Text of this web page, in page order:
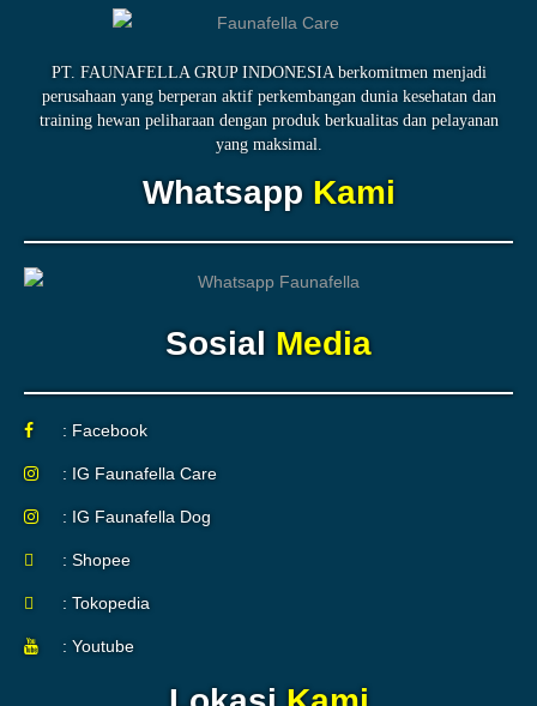
PT. FAUNAFELLA GRUP INDONESIA berkomitmen menjadi
perusahaan yang berperan aktif perkembangan dunia kesehatan dan
training hewan peliharaan dengan produk berkualitas dan pelayanan
yang maksimal.
WhatsappKami
Sosial Media
: Facebook
: IG Faunafella Care
: IG Faunafella Dog
: Shopee
: Tokopedia
: Youtube